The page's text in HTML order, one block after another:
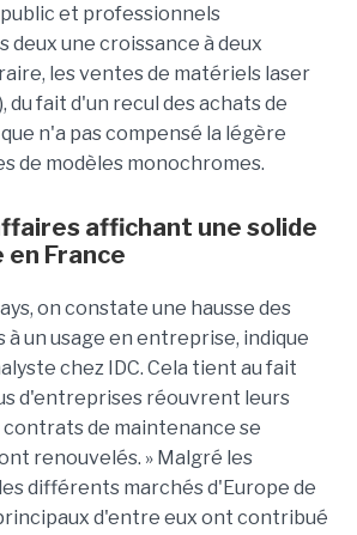
et professionnels
une croissance à deux
les ventes de matériels laser
du fait d'un recul des achats de
n'a pas compensé la légère
de modèles monochromes.
affichant une solide
en France
on constate une hausse des
un usage en entreprise, indique
chez IDC. Cela tient au fait
d'entreprises réouvrent leurs
de maintenance se
renouvelés. » Malgré les
différents marchés d'Europe de
d'entre eux ont contribué